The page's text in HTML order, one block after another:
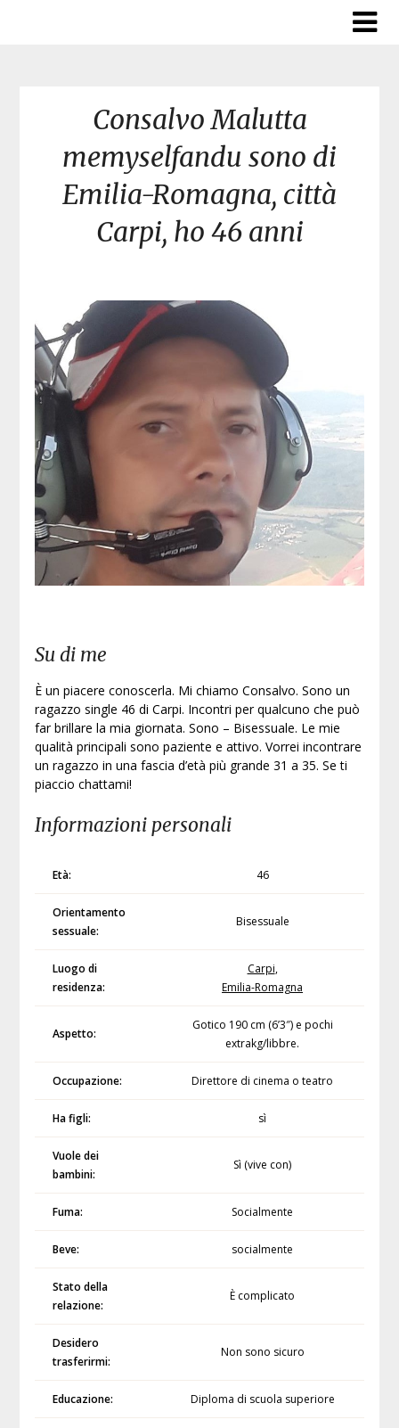
Consalvo Malutta
memyselfandu sono di
Emilia-Romagna, città
Carpi, ho 46 anni
Su di me
È un piacere conoscerla. Mi chiamo Consalvo. Sono un
ragazzo single 46 di Carpi. Incontri per qualcuno che può
far brillare la mia giornata. Sono – Bisessuale. Le mie
qualità principali sono paziente e attivo. Vorrei incontrare
un ragazzo in una fascia d’età più grande 31 a 35. Se ti
piaccio chattami!
Informazioni personali
Età: 46
Orientamento
sessuale:
Bisessuale
Luogo di
residenza:
Carpi,
Emilia-Romagna
Aspetto:
Gotico 190 cm (6’3″) e pochi
extrakg/libbre.
Occupazione: Direttore di cinema o teatro
Ha figli: sì
Vuole dei
bambini:
Sì (vive con)
Fuma: Socialmente
Beve: socialmente
Stato della
relazione:
È complicato
Desidero
trasferirmi:
Non sono sicuro
Educazione: Diploma di scuola superiore